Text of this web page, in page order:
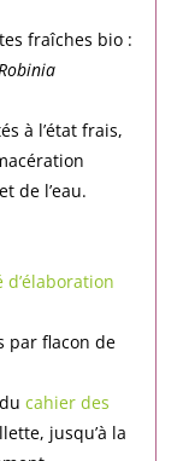
fraîches bio :
à l’état frais,
de l’eau.
par flacon de
cahier des
jusqu’à la